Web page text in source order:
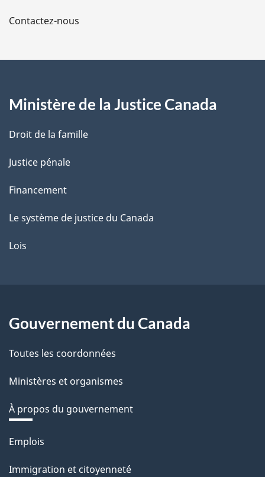
a
e
Contactez-nous
Ministère de la Justice Canada
Droit de la famille
Justice pénale
Financement
Le système de justice du Canada
Lois
Gouvernement du Canada
Toutes les coordonnées
Ministères et organismes
À propos du gouvernement
Thèmes
Emplois
Immigration et citoyenneté